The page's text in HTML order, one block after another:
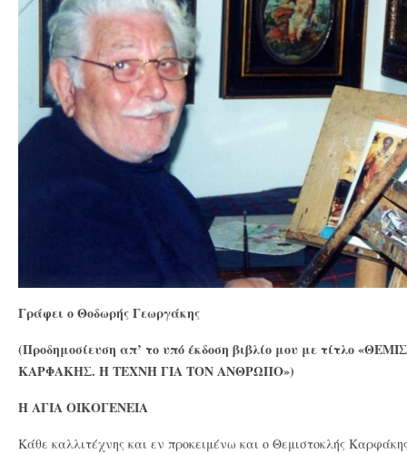
Γράφει ο Θοδωρής Γεωργάκης
(Προδημοσίευση απ’ το υπό έκδοση βιβλίο μου με τίτλο
ΚΑΡΦΑΚΗΣ. Η ΤΕΧΝΗ ΓΙΑ ΤΟΝ ΑΝΘΡΩΠΟ»)
Η ΑΓΙΑ ΟΙΚΟΓΕΝΕΙΑ
Κάθε καλλιτέχνης και εν προκειμένω και ο Θεμιστοκλής